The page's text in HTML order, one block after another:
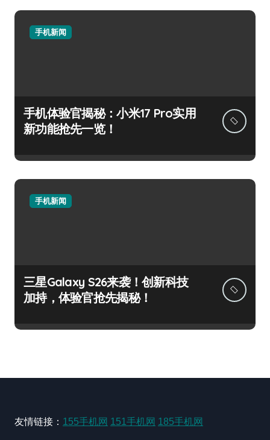
手机新闻
手机体验官揭秘：小米17 Pro实用
新功能抢先一览！
手机新闻
三星Galaxy S26来袭！创新科技
加持，体验官抢先揭秘！
友情链接： 155手机网 151手机网 185手机网